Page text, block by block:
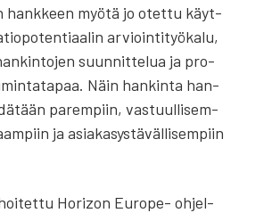
hank­keen myö­tä jo otet­tu käyt­
arvioin­ti­työ­ka­lu,
suun­nit­te­lua ja pro­
Näin han­kin­ta han­
parem­piin, vas­tuul­li­sem­
ja asia­kas­ys­tä­väl­li­sem­piin
Horizon Euro­­pe- ohjel­